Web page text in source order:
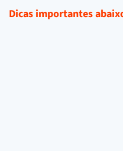
Dicas importantes